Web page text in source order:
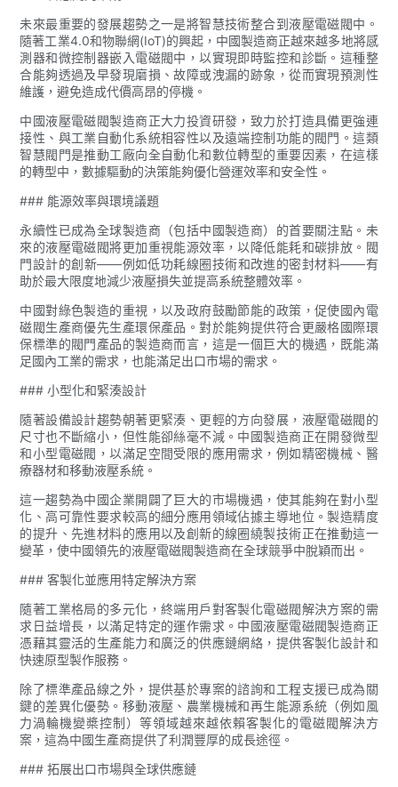
未來最重要的發展趨勢之一是將智慧技術整合到液壓電磁閥中。
隨著工業4.0和物聯網(IoT)的興起，中國製造商正越來越多地將感
測器和微控制器嵌入電磁閥中，以實現即時監控和診斷。這種整
合能夠透過及早發現磨損、故障或洩漏的跡象，從而實現預測性
維護，避免造成代價高昂的停機。
中國液壓電磁閥製造商正大力投資研發，致力於打造具備更強連
接性、與工業自動化系統相容性以及遠端控制功能的閥門。這類
智慧閥門是推動工廠向全自動化和數位轉型的重要因素，在這樣
的轉型中，數據驅動的決策能夠優化營運效率和安全性。
### 能源效率與環境議題
永續性已成為全球製造商（包括中國製造商）的首要關注點。未
來的液壓電磁閥將更加重視能源效率，以降低能耗和碳排放。閥
門設計的創新——例如低功耗線圈技術和改進的密封材料——有
助於最大限度地減少液壓損失並提高系統整體效率。
中國對綠色製造的重視，以及政府鼓勵節能的政策，促使國內電
磁閥生產商優先生產環保產品。對於能夠提供符合更嚴格國際環
保標準的閥門產品的製造商而言，這是一個巨大的機遇，既能滿
足國內工業的需求，也能滿足出口市場的需求。
### 小型化和緊湊設計
隨著設備設計趨勢朝著更緊湊、更輕的方向發展，液壓電磁閥的
尺寸也不斷縮小，但性能卻絲毫不減。中國製造商正在開發微型
和小型電磁閥，以滿足空間受限的應用需求，例如精密機械、醫
療器材和移動液壓系統。
這一趨勢為中國企業開闢了巨大的市場機遇，使其能夠在對小型
化、高可靠性要求較高的細分應用領域佔據主導地位。製造精度
的提升、先進材料的應用以及創新的線圈繞製技術正在推動這一
變革，使中國領先的液壓電磁閥製造商在全球競爭中脫穎而出。
### 客製化並應用特定解決方案
隨著工業格局的多元化，終端用戶對客製化電磁閥解決方案的需
求日益增長，以滿足特定的運作需求。中國液壓電磁閥製造商正
憑藉其靈活的生產能力和廣泛的供應鏈網絡，提供客製化設計和
快速原型製作服務。
除了標準產品線之外，提供基於專案的諮詢和工程支援已成為關
鍵的差異化優勢。移動液壓、農業機械和再生能源系統（例如風
力渦輪機變槳控制）等領域越來越依賴客製化的電磁閥解決方
案，這為中國生產商提供了利潤豐厚的成長途徑。
### 拓展出口市場與全球供應鏈